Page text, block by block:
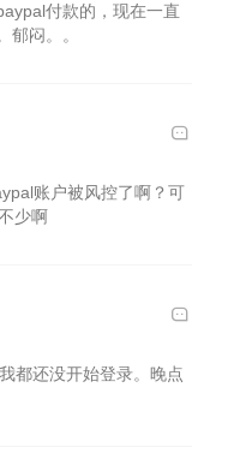
付款的，现在一直
郁闷。。
账户被风控了啊？可
少啊
都还没开始登录。晚点